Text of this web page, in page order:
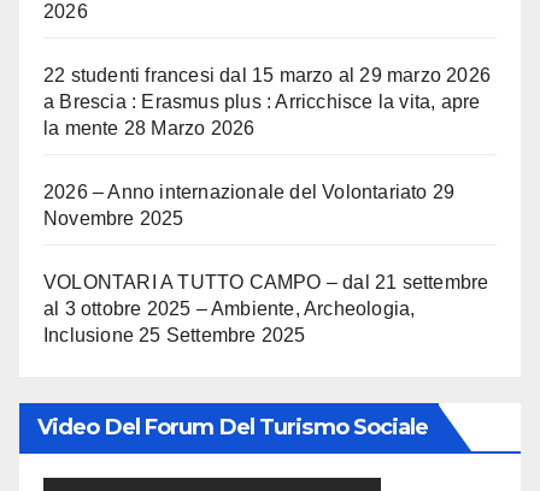
2026
22 studenti francesi dal 15 marzo al 29 marzo 2026
a Brescia : Erasmus plus : Arricchisce la vita, apre
la mente 28 Marzo 2026
2026 – Anno internazionale del Volontariato 29
Novembre 2025
VOLONTARI A TUTTO CAMPO – dal 21 settembre
al 3 ottobre 2025 – Ambiente, Archeologia,
Inclusione 25 Settembre 2025
Video Del Forum Del Turismo Sociale